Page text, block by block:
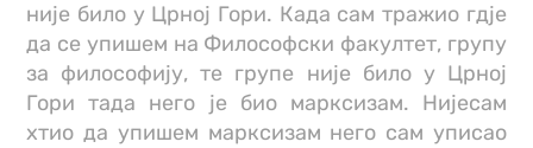
није било у Црној Гори. Када сам тражио гдје
да се упишем на Философски факултет, групу
за философију, те групе није било у Црној
Гори тада него је био марксизам. Нијесам
хтио да упишем марксизам него сам уписао